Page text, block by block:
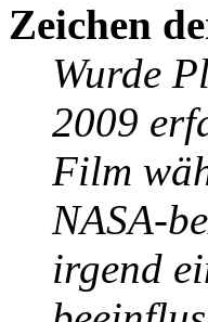
Zeichen
Wurde
2009
Film
NASA-
irgend